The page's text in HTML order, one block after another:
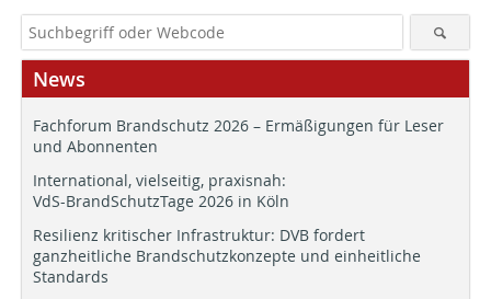
News
Fachforum Brandschutz 2026 – Ermäßigungen für Leser
und Abonnenten
International, vielseitig, praxisnah:
VdS-BrandSchutzTage 2026 in Köln
Resilienz kritischer Infrastruktur: DVB fordert
ganzheitliche Brandschutzkonzepte und einheitliche
Standards